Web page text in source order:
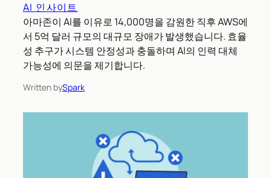
AI 인사이트
아마존이 AI를 이유로 14,000명을 감원한 직후 AWS에
서 5억 달러 규모의 대규모 장애가 발생했습니다. 효율
성 추구가 시스템 안정성과 충돌하며 AI의 인력 대체
가능성에 의문을 제기합니다.
Written bySpark